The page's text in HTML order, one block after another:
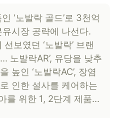
‘노발락 골드’로 3천억
시장 공략에 나선다.
보였던 ‘노발락’ 브랜
노발락AR’, 유당을 낮추
높인 ‘노발락AC’, 장염
인한 설사를 케어하는
를 위한 1, 2단계 제품…